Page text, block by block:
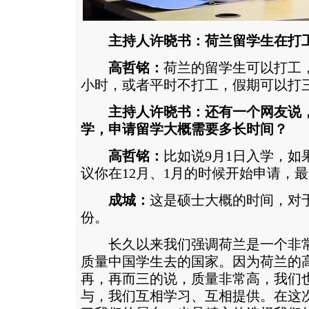
主持人许晓书：荷兰留学生在打
高哲铭： 荷兰的留学生可以打工
小时，或者平时不打工，假期可以打
主持人许晓书：还有一个网友说
学，申请留学大概需要多长时间？
高哲铭： 比如说9月1日入学，
议你在12月、1月的时候开始申请，
成城： 这是硕士大概的时间，对
份。
长久以来我们强调荷兰是一个非
质量中国学生去的国家。因为荷兰的
再，再而三的说，质量非常高，我们
与，我们互相学习、互相提供。在这